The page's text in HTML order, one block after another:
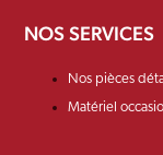
NOS SERVICES
Nos pièces
Matériel